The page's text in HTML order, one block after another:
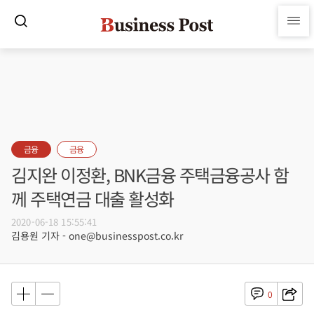
금융 금융
김지완 이정환, BNK금융 주택금융공사 함
께 주택연금 대출 활성화
2020-06-18 15:55:41
김용원 기자 - one@businesspost.co.kr
0